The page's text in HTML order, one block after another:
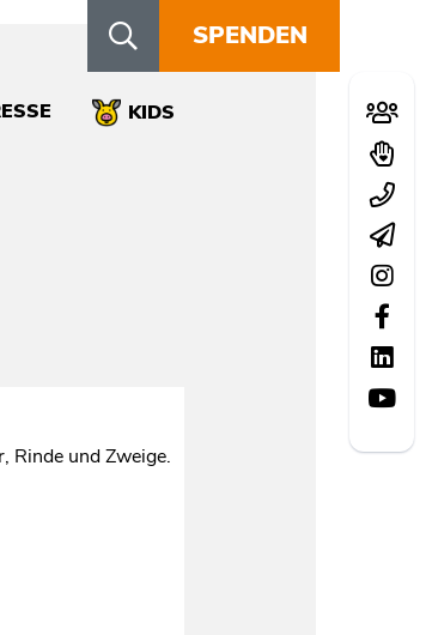
SPENDEN
KIDS
Rinde und Zweige.